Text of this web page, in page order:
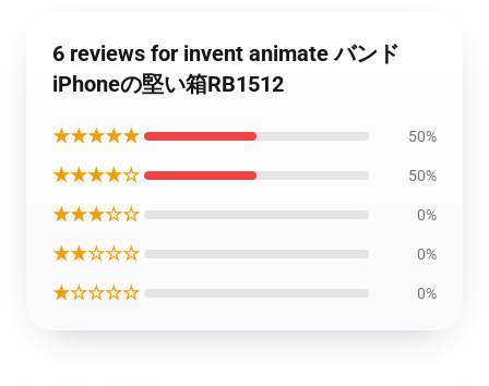
6 reviews for invent animate バンド
iPhoneの堅い箱RB1512
★★★★★ 50%
★★★★☆ 50%
★★★☆☆ 0%
★★☆☆☆ 0%
★☆☆☆☆ 0%